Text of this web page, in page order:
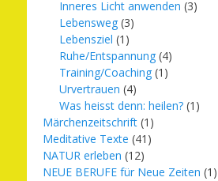
Inneres Licht anwenden (3)
Lebensweg (3)
Lebensziel (1)
Ruhe/Entspannung (4)
Training/Coaching (1)
Urvertrauen (4)
Was heisst denn: heilen? (1)
Märchenzeitschrift (1)
Meditative Texte (41)
NATUR erleben (12)
NEUE BERUFE für Neue Zeiten (1)